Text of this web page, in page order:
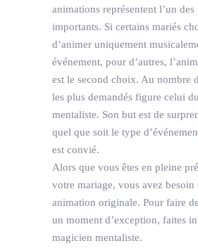
animations représentent l’un
importants. Si certains mariés
d’animer uniquement
événement, pour d’autres,
est le second choix. Au nombre
les plus demandés figure celui
mentaliste. Son but est de
quel que soit le type
est convié.
Alors que vous êtes en pleine
votre mariage, vous avez besoin
animation originale. Pour faire
un moment d’exception, faites
magicien mentaliste.